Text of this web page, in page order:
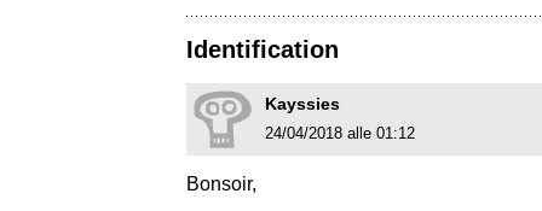
Identification
Kayssies
24/04/2018 alle 01:12
Bonsoir,